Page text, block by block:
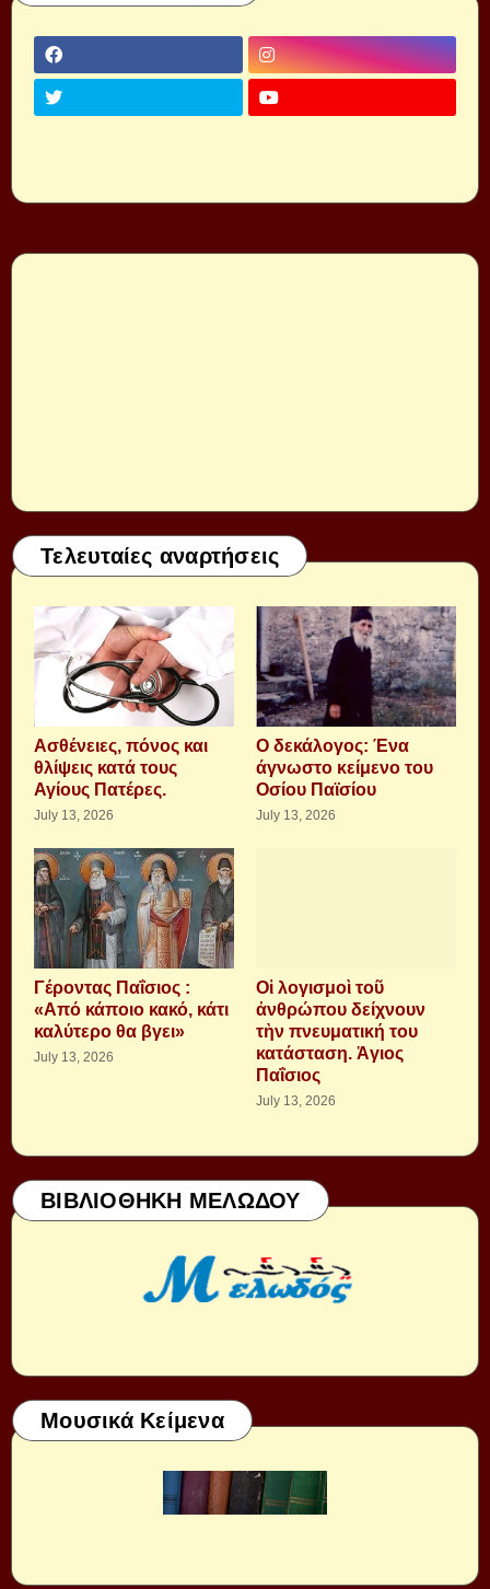
Τελευταίες αναρτήσεις
Aσθένειες, πόνος και
θλίψεις κατά τους
Αγίους Πατέρες.
July 13, 2026
Ο δεκάλογος: Ένα
άγνωστο κείμενο του
Οσίου Παϊσίου
July 13, 2026
Γέροντας Παΐσιος :
«Από κάποιο κακό, κάτι
καλύτερο θα βγει»
July 13, 2026
Οἱ λογισμοὶ τοῦ
ἀνθρώπου δείχνουν
τὴν πνευματική του
κατάσταση. Ἁγιος
Παΐσιος
July 13, 2026
ΒΙΒΛΙΟΘΗΚΗ ΜΕΛΩΔΟΥ
Μουσικά Κείμενα